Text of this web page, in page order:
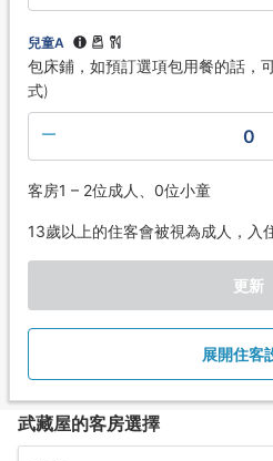
兒童A
包床鋪，如預訂選項包用餐的話，
式)
0
客房1 – 2位成人、0位小童
13歲以上的住客會被視為成人，入
更新
展開住客
武藏屋的客房選擇